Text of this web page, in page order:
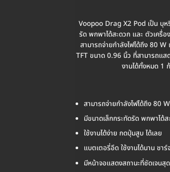
Voopoo Drag X2 Pod เป็น บุห
รัด พกพาได้สะดวก และ ตัวเครื่
สามารถจ่ายกำลังไฟได้ถึง 80
TFT ขนาด 0.96 นิ้ว ที่สามารถแส
งานได้ทั้งหมด 1
สามารถจ่ายกำลังไฟได้ถึง 80 W
มีขนาดเล็กกระทัดรัด พกพาได้
ใช้งานได้ง่าย กดปุ่มสูบ ได้เลย
แบตเตอรี่อึด ใช้งานได้นาน ชาร์
มีหน้าจอแสดงสถานะที่ชัดเจนสุ